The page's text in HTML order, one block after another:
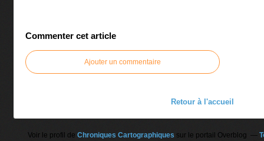
Commenter cet article
Ajouter un commentaire
Retour à l'accueil
Voir le profil de Chroniques Cartographiques sur le portail Overblog